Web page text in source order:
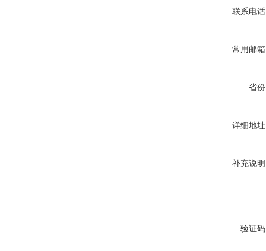
联系电
常用邮
省
详细地
补充说
验证